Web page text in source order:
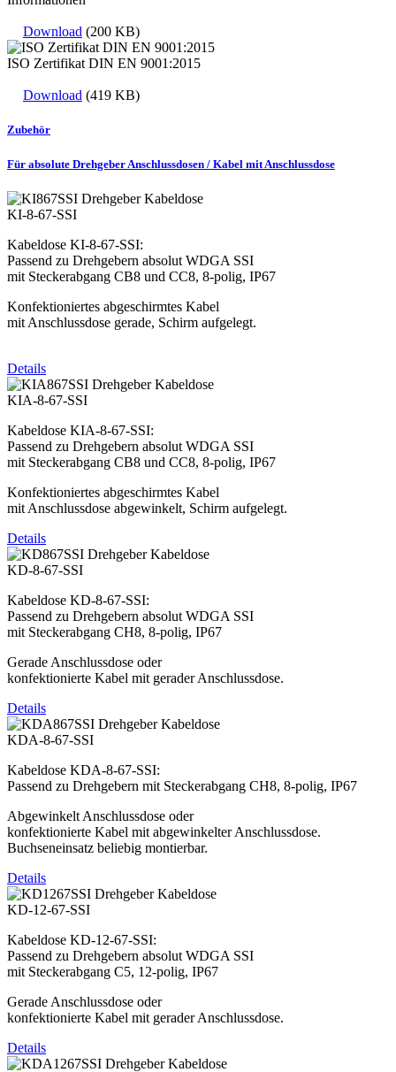
Download (200 KB)
ISO Zertifikat DIN EN 9001:2015
Download (419 KB)
Zubehör
Für absolute Drehgeber Anschlussdosen / Kabel mit Anschlussdose
KI-8-67-SSI
Kabeldose KI-8-67-SSI:
Passend zu Drehgebern absolut WDGA SSI
mit Steckerabgang CB8 und CC8, 8-polig, IP67
Konfektioniertes abgeschirmtes Kabel
mit Anschlussdose gerade, Schirm aufgelegt.
Details
KIA-8-67-SSI
Kabeldose KIA-8-67-SSI:
Passend zu Drehgebern absolut WDGA SSI
mit Steckerabgang CB8 und CC8, 8-polig, IP67
Konfektioniertes abgeschirmtes Kabel
mit Anschlussdose abgewinkelt, Schirm aufgelegt.
Details
KD-8-67-SSI
Kabeldose KD-8-67-SSI:
Passend zu Drehgebern absolut WDGA SSI
mit Steckerabgang CH8, 8-polig, IP67
Gerade Anschlussdose oder
konfektionierte Kabel mit gerader Anschlussdose.
Details
KDA-8-67-SSI
Kabeldose KDA-8-67-SSI:
Passend zu Drehgebern mit Steckerabgang CH8, 8-polig, IP67
Abgewinkelt Anschlussdose oder
konfektionierte Kabel mit abgewinkelter Anschlussdose.
Buchseneinsatz beliebig montierbar.
Details
KD-12-67-SSI
Kabeldose KD-12-67-SSI:
Passend zu Drehgebern absolut WDGA SSI
mit Steckerabgang C5, 12-polig, IP67
Gerade Anschlussdose oder
konfektionierte Kabel mit gerader Anschlussdose.
Details